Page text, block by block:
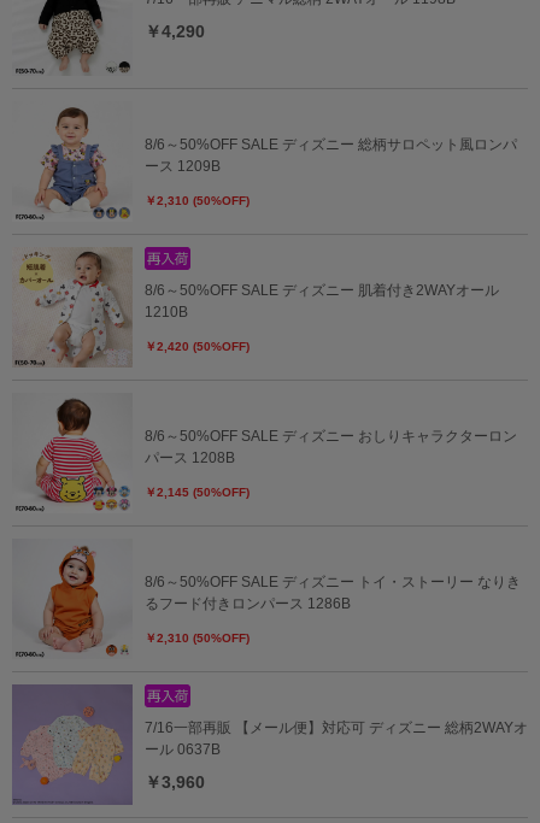
￥4,290
8/6～50%OFF SALE ディズニー 総柄サロペット風ロンパ
ース 1209B
￥2,310 (50%OFF)
8/6～50%OFF SALE ディズニー 肌着付き2WAYオール
1210B
￥2,420 (50%OFF)
8/6～50%OFF SALE ディズニー おしりキャラクターロン
パース 1208B
￥2,145 (50%OFF)
8/6～50%OFF SALE ディズニー トイ・ストーリー なりき
るフード付きロンパース 1286B
￥2,310 (50%OFF)
7/16一部再販 【メール便】対応可 ディズニー 総柄2WAYオ
ール 0637B
￥3,960